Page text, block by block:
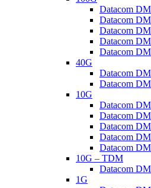
Datacom
Datacom
Datacom
Datacom
Datacom
40G
Datacom
Datacom
10G
Datacom
Datacom
Datacom
Datacom
Datacom
10G – TDM
Datacom
1G